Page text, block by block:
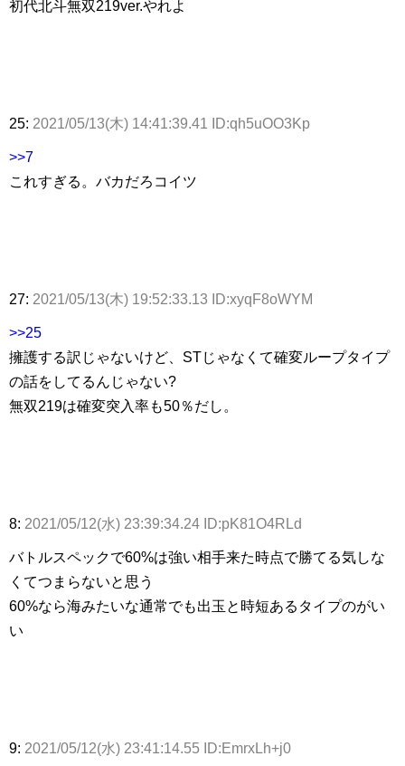
初代北斗無双219ver.やれよ
25: 2021/05/13(木) 14:41:39.41 ID:qh5uOO3Kp
>>7
これすぎる。バカだろコイツ
27: 2021/05/13(木) 19:52:33.13 ID:xyqF8oWYM
>>25
擁護する訳じゃないけど、STじゃなくて確変ループタイプ
の話をしてるんじゃない?
無双219は確変突入率も50％だし。
8: 2021/05/12(水) 23:39:34.24 ID:pK81O4RLd
バトルスペックで60%は強い相手来た時点で勝てる気しな
くてつまらないと思う
60%なら海みたいな通常でも出玉と時短あるタイプのがい
い
9: 2021/05/12(水) 23:41:14.55 ID:EmrxLh+j0